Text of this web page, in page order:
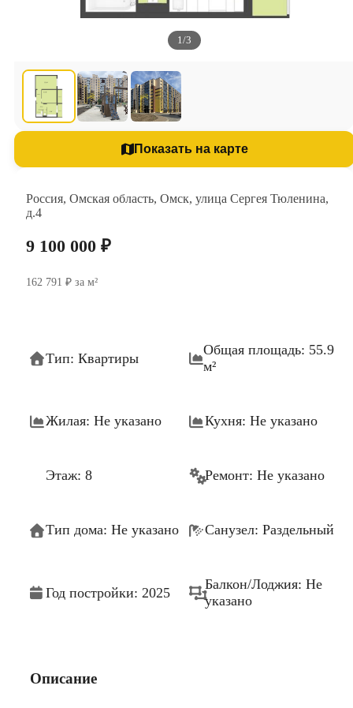
1/3
Показать на карте
Россия, Омская область, Омск, улица Сергея Тюленина,
д.4
9 100 000 ₽
162 791 ₽ за м²
Тип: Квартиры
Общая площадь: 55.9
м²
Жилая: Не указано Кухня: Не указано
Этаж: 8 Ремонт: Не указано
Тип дома: Не указано Санузел: Раздельный
Год постройки: 2025
Балкон/Лоджия: Не
указано
Описание